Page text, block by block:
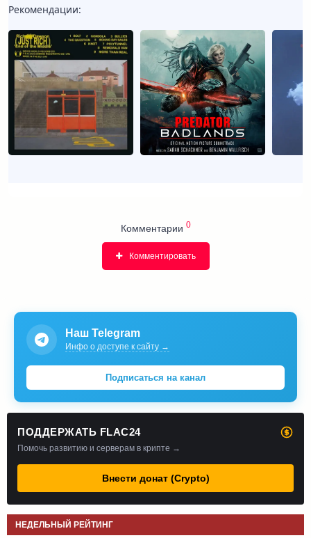
Рекомендации:
Комментарии 0
Комментировать
Наш Telegram
Инфо о доступе к сайту →
Подписаться на канал
ПОДДЕРЖАТЬ FLAC24
Помочь развитию и серверам в крипте →
Внести донат (Crypto)
НЕДЕЛЬНЫЙ РЕЙТИНГ